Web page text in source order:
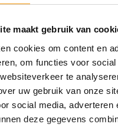
maakt gebruik van
cookies om content en
om functies voor
te
uw gebruik van onze
social media, adverteren
deze gegevens